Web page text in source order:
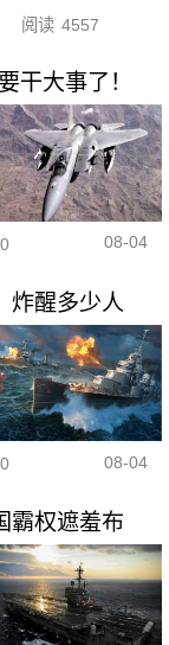
阅读 4557
干大事了！
08-04
炸醒多少人
08-04
霸权遮羞布